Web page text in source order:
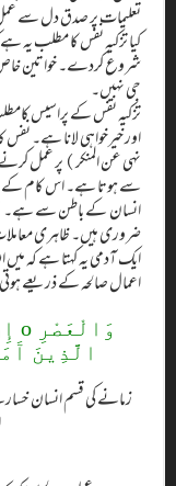
تعلیمات پر صدق دل سے
کیا تزکیہ نفس کا مطلب یہ
شروع کردے۔ خواتین خاص
جی نہیں۔
تزکیہ نفس کے پراسیس
اور خیرخواہی لانا ہے۔ نفس
نہی عن المنکر) پر عمل
سے ہوتا ہے۔ اس کام کے
انسان کے باطن سے ہے۔
ضروری ہیں۔ ظاہری
ایک آدمی یہ کہتا ہے کہ میں
اعمال صالحہ کے ذریعے
الَّذِينَ
زمانے کی قسم انسان